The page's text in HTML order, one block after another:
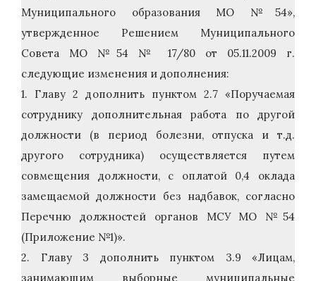
Муниципального образования МО №54»,
утвержденное Решением Муниципального
Совета МО №54 № 17/80 от 05.11.2009 г.
следующие изменения и дополнения:
1. Главу 2 дополнить пунктом 2.7 «Поручаемая
сотруднику дополнительная работа по другой
должности (в период болезни, отпуска и т.д.
другого сотрудника) осуществляется путем
совмещения должности, с оплатой 0,4 оклада
замещаемой должности без надбавок, согласно
Перечню должностей органов МСУ МО №54
(Приложение №1)».
2. Главу 3 дополнить пунктом 3.9 «Лицам,
занимающим выборные муниципальные